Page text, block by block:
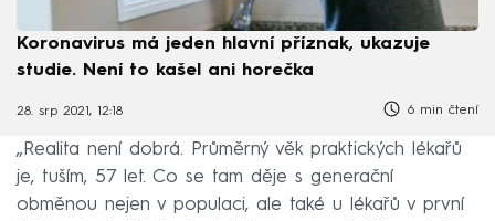
Koronavirus má jeden hlavní příznak, ukazuje
studie. Není to kašel ani horečka
28. srp 2021, 12:18 6 min čtení
„Realita není dobrá. Průměrný věk praktických lékařů
je, tuším, 57 let. Co se tam děje s generační
obměnou nejen v populaci, ale také u lékařů v první